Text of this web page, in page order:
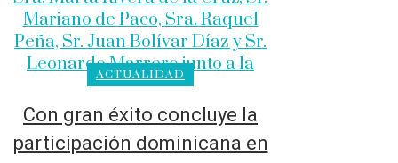
ACTUALIDAD
Con gran éxito concluye la
participación dominicana en